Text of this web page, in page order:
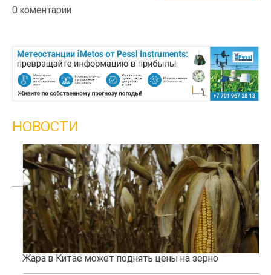
0 коментарии
НОВОСТИ
Жара в Китае может поднять цены на зерно